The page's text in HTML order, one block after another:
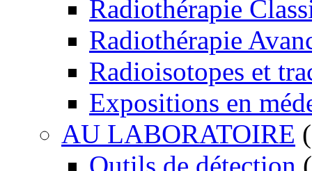
Radiothérapie
Radiothérapie
Radioisotopes et
Expositions en
AU LABORATOIRE